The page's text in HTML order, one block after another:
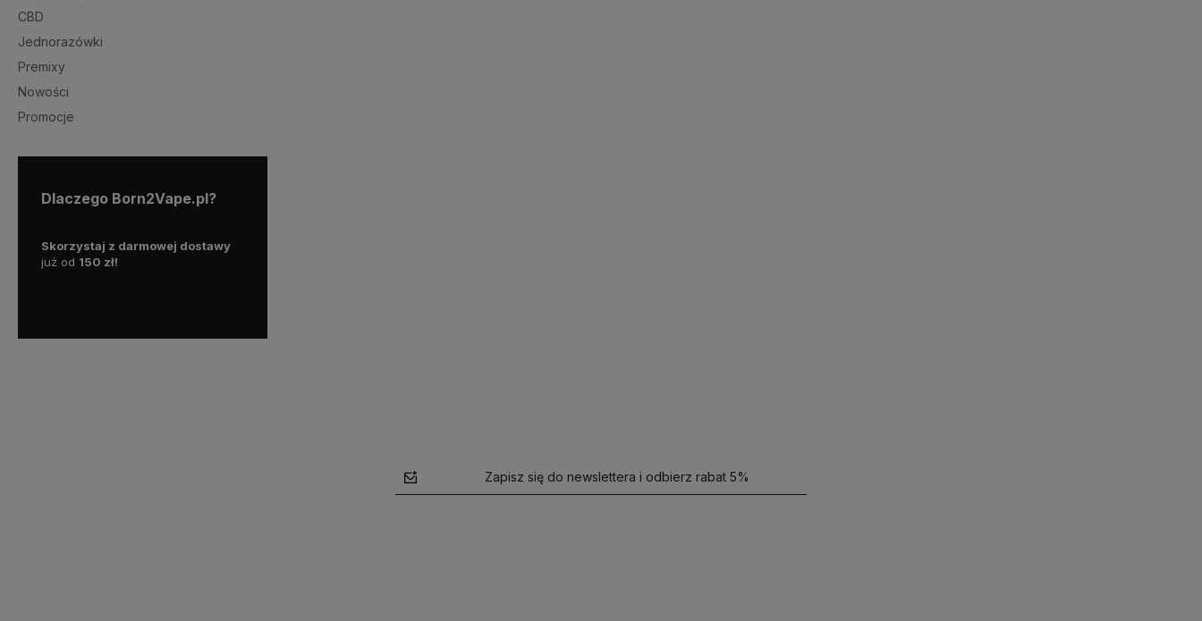
CBD
Jednorazówki
Premixy
Nowości
Promocje
Dlaczego Born2Vape.pl?
Skorzystaj z darmowej dostawy
już od 150 zł!
Zapisz się do newslettera i odbierz rabat 5%